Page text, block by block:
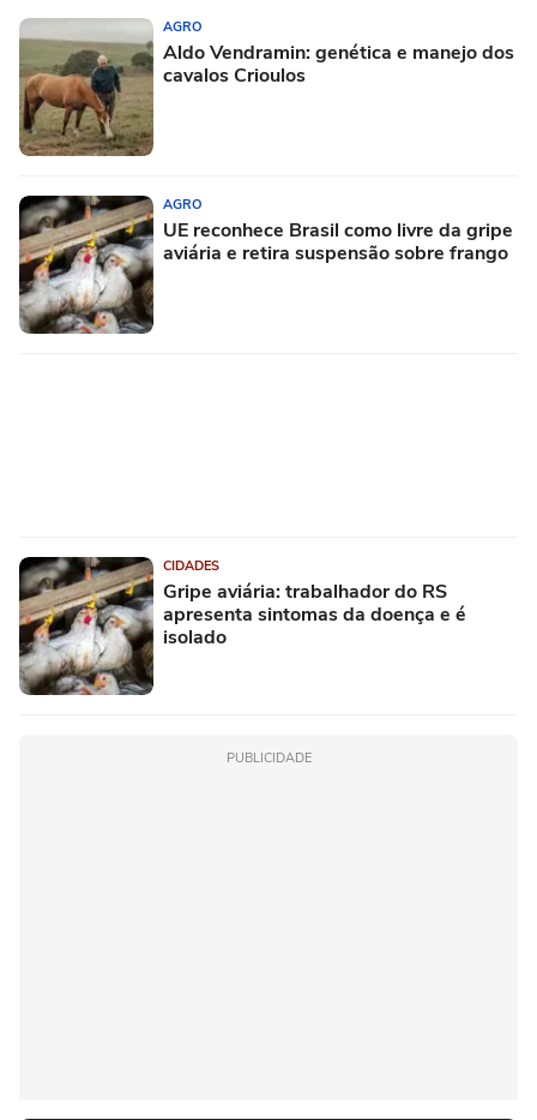
AGRO
Aldo Vendramin: genética e manejo dos
cavalos Crioulos
AGRO
UE reconhece Brasil como livre da gripe
aviária e retira suspensão sobre frango
CIDADES
Gripe aviária: trabalhador do RS
apresenta sintomas da doença e é
isolado
PUBLICIDADE